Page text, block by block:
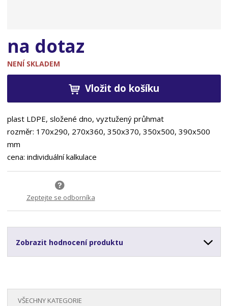
na dotaz
NENÍ SKLADEM
Vložit do košíku
plast LDPE, složené dno, vyztužený průhmat
rozměr: 170x290, 270x360, 350x370, 350x500, 390x500
mm
cena: individuální kalkulace
Zeptejte se odborníka
Zobrazit hodnocení produktu
VŠECHNY KATEGORIE